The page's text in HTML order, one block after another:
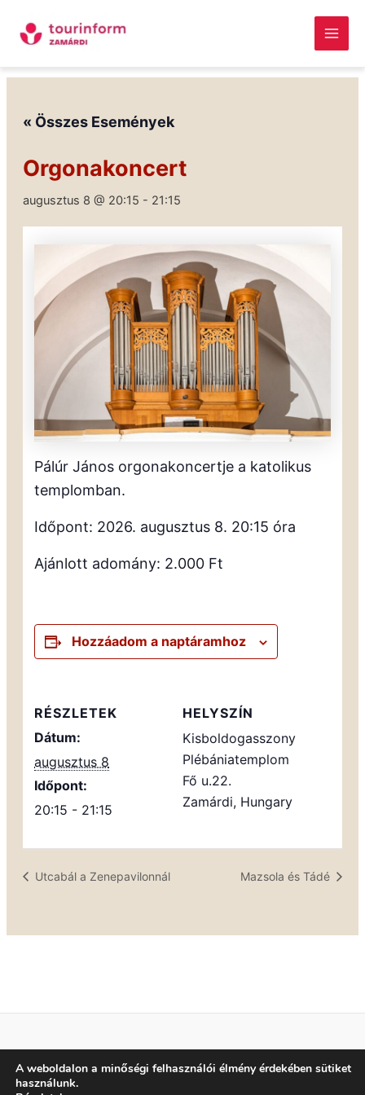
Megszakítás
content
Main
« Összes Események
Orgonakoncert
augusztus 8 @ 20:15 - 21:15
Pálúr János orgonakoncertje a katolikus
templomban.
Időpont: 2026. augusztus 8. 20:15 óra
Ajánlott adomány: 2.000 Ft
Hozzáadom a naptáramhoz
RÉSZLETEK
Dátum:
augusztus 8
Időpont:
20:15 - 21:15
HELYSZÍN
Kisboldogasszony
Plébániatemplom
Fő u.22.
Zamárdi, Hungary
Utcabál a Zenepavilonnál Mazsola és Tádé
Adatkezelési tájékoztató
A weboldalon a minőségi felhasználói élmény érdekében sütiket
használunk.